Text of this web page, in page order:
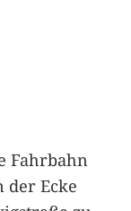
Fahrbahn
der Ecke